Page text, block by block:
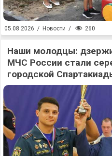
05.08.2026 / Новости / 260
Наши молодцы:
МЧС России стали
городской